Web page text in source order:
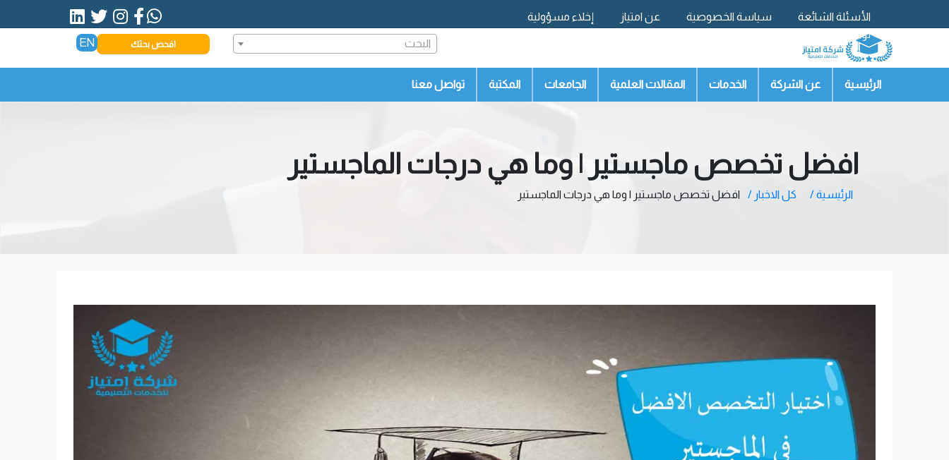
الأسئلة الشائعة سياسة الخصوصية عن امتياز
إخلاء مسؤولية
تواصل معنا
البحث افحص بحثك EN
الرئيسية عن الشركة الخدمات المقالات العلمية الجامعات المكتبة تواصل معنا
افضل تخصص ماجستير | وما هي درجات الماجستير
الرئيسية / كل الاخبار / افضل تخصص ماجستير | وما هي درجات الماجستير